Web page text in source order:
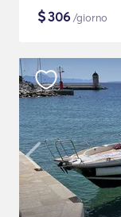
$306 /giorno